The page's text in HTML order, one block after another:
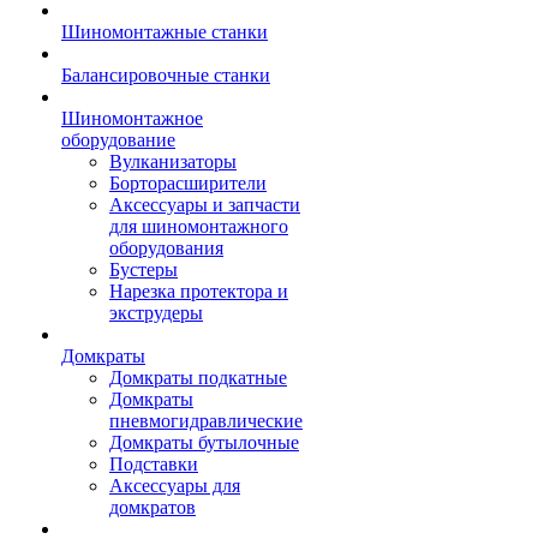
Шиномонтажные станки
Балансировочные станки
Шиномонтажное
оборудование
Вулканизаторы
Борторасширители
Аксессуары и запчасти
для шиномонтажного
оборудования
Бустеры
Нарезка протектора и
экструдеры
Домкраты
Домкраты подкатные
Домкраты
пневмогидравлические
Домкраты бутылочные
Подставки
Аксессуары для
домкратов